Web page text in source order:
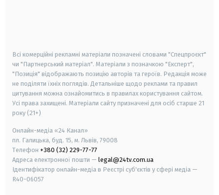
Всі комерційні рекламні матеріали позначені словами "Спецпроєкт"
чи "Партнерський матеріал". Матеріали з позначкою "Експерт",
"Позиція" відображають позицію авторів та героїв. Редакція може
не поділяти їхніх поглядів. Детальніше щодо реклами та правил
цитування можна ознайомитись в правилах користування сайтом.
Усі права захищені. Матеріали сайту призначені для осіб старше 21
року (21+)
Онлайн-медіа «24 Канал»
пл. Галицька, буд. 15, м. Львів, 79008
Телефон +380 (32) 229-77-77
Адреса електронної пошти — legal@24tv.com.ua
Ідентифікатор онлайн-медіа в Реєстрі суб'єктів у сфері медіа —
R40-06057